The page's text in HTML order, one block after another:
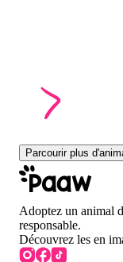
Parcourir plus
Adoptez un animal
responsable.
Découvrez les en